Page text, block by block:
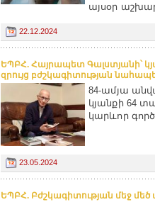
այսօր
22.12.2024
ԵՊԲՀ. Հայրապետ Գալստյանի՝
զրույց բժշկագիտության
84-ամյա
կյանքի 64
կարևոր
23.05.2024
ԵՊԲՀ. Բժշկագիտության մեջ